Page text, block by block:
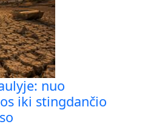
nuo
iki stingdančio